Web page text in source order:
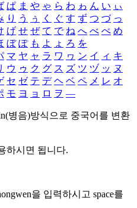
ぱ ま や ゃ ら わ ゎ ん い ぃ
り う ぅ く ぐ す ず つ づ っ
げ せ ぜ て で ね へ べ ぺ め
ぼ ぽ も よ ょ ろ を
マ ヤ ャ ラ ワ ヮ ン イ ィ キ
ウ ゥ ク グ ス ズ ツ ヅ ッ ヌ
セ ゼ テ デ ヘ ベ ペ メ レ オ
モ ヨ ョ ロ ヲ ―
병음)방식으로 중국어를 변환
하시면 됩니다.
을 입력하시고 space를